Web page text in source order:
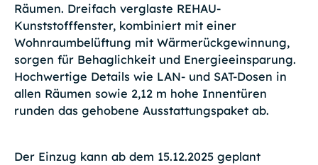
Räumen. Dreifach verglaste REHAU-
Kunststofffenster, kombiniert mit einer
Wohnraumbelüftung mit Wärmerückgewinnung,
sorgen für Behaglichkeit und Energieeinsparung.
Hochwertige Details wie LAN- und SAT-Dosen in
allen Räumen sowie 2,12 m hohe Innentüren
runden das gehobene Ausstattungspaket ab.
Der Einzug kann ab dem 15.12.2025 geplant